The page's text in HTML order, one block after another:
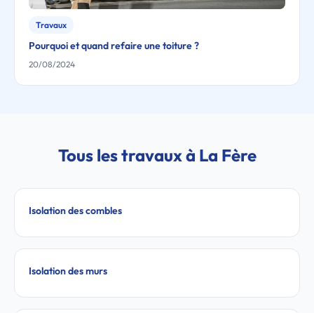
Travaux
Pourquoi et quand refaire une toiture ?
20/08/2024
Tous les travaux à La Fère
Isolation des combles
Isolation des murs